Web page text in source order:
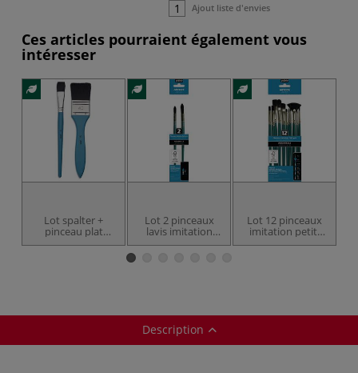
Ajout liste d'envies
Ces articles pourraient également vous
intéresser
Lot spalter +
pinceau plat
imitation petit-
Lot 2 pinceaux
lavis imitation
petit-gris Pébéo
Lot 12 pinceaux
imitation petit-
gris Pébéo
Description